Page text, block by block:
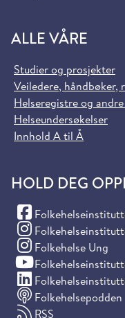
ALLE VÅRE
Studier og prosjekter
Veiledere,
Helseregistre og
Helseundersøkelser
Innhold A til Å
HOLD DEG
(Facebook)
(Instagram)
Folkehelse Ung
(Instagram)
(YouTube)
(LinkedIn)
Folkehelsepodden
RSS